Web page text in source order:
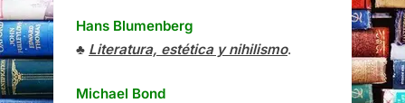
Hans Blumenberg
♣ Literatura, estética y nihilismo.
Michael Bond